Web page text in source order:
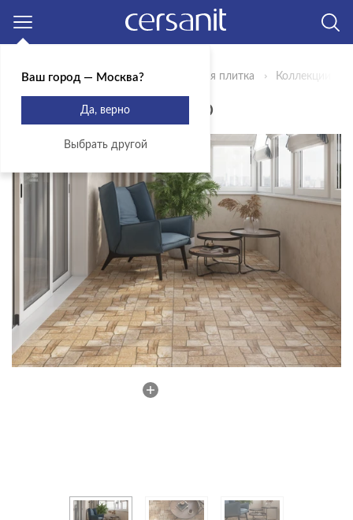
Главная Продукты Керамическая плитка Коллекции
КОЛЛЕКЦИЯ EXTERIO
Ваш город — Москва?
Да, верно
Выбрать другой